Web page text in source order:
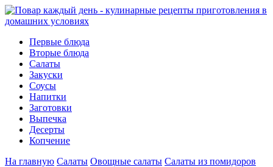
Первые блюда
Вторые блюда
Салаты
Закуски
Соусы
Напитки
Заготовки
Выпечка
Десерты
Копчение
На главную Салаты Овощные салаты Салаты из помидоров